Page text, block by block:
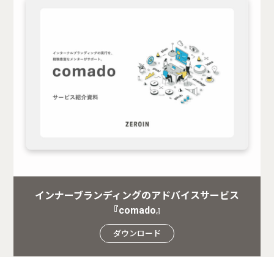
インナーブランディングのアドバイスサービス
『comado』
ダウンロード